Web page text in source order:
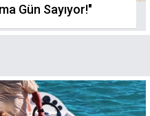
Gün Sayıyor!"